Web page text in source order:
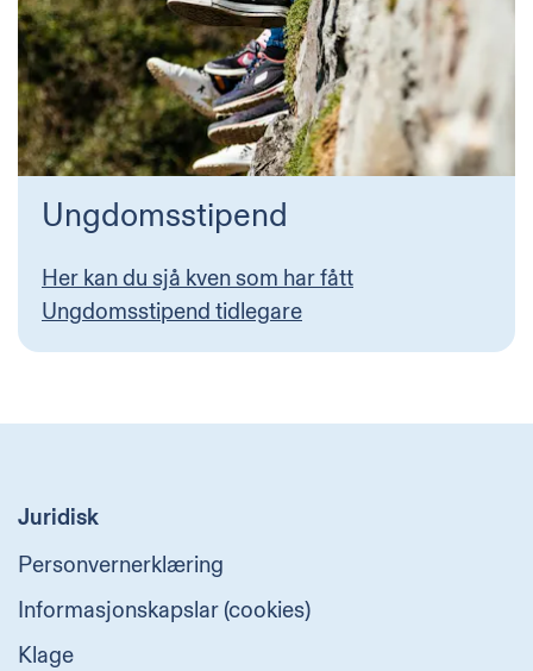
Ungdomsstipend
Her kan du sjå kven som har fått
Ungdomsstipend tidlegare
Juridisk
Personvernerklæring
Informasjonskapslar (cookies)
Klage